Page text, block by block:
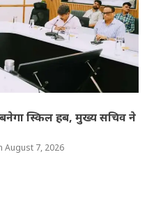
स्किल हब, मुख्य सचिव ने
August 7, 2026